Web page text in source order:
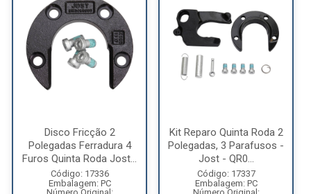
Disco Fricção 2
Polegadas Ferradura 4
Furos Quinta Roda Jost...
Código: 17336
Embalagem: PC
Kit Reparo Quinta Roda 2
Polegadas, 3 Parafusos -
Jost - QR0...
Código: 17337
Embalagem: PC